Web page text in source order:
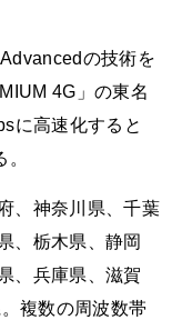
の技術を
4G」の東名
に高速化すると
、神奈川県、千葉
、栃木県、静岡
、兵庫県、滋賀
複数の周波数帯